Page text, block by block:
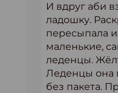
И вдруг аби
ладошку.
пересыпала
маленькие,
леденцы.
Леденцы она
без пакета.